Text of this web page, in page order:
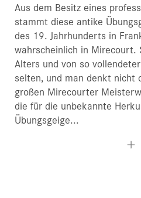
Aus dem Besitz eines
stammt diese antike
des 19. Jahrhunderts in
wahrscheinlich in Mirecourt.
Alters und von so
selten, und man denkt nicht
großen Mirecourter
die für die unbekannte
Übungsgeige...